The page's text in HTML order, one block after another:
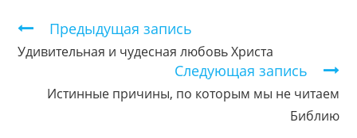
Продолжить
чтение
Предыдущая запись
Удивительная и чудесная любовь Христа
Следующая запись
Истинные причины, по которым мы не читаем
Библию